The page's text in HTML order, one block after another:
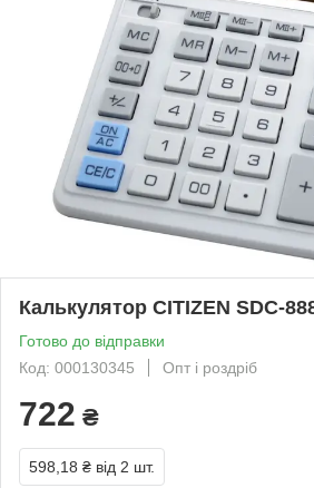
Калькулятор CITIZEN SDC-
Готово до відправки
Код: 000130345
Опт і роздріб
722 ₴
598,18 ₴ від 2 шт.